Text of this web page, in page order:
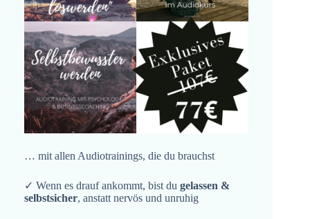
… mit allen Audiotrainings, die du brauchst
✓ Wenn es drauf ankommt, bist du gelassen &
selbstsicher, anstatt nervös und unruhig